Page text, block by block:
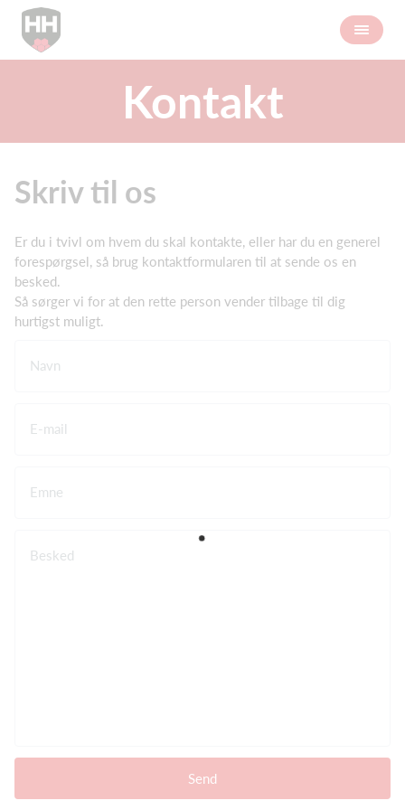
Kontakt
Skriv til os
Er du i tvivl om hvem du skal kontakte, eller har du en generel
forespørgsel, så brug kontaktformularen til at sende os en
besked.
Så sørger vi for at den rette person vender tilbage til dig
hurtigst muligt.
Navn
E-mail
Emne
Besked
Send